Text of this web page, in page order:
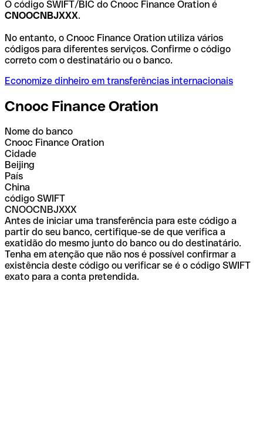
O código SWIFT/BIC do Cnooc Finance Oration é
CNOOCNBJXXX.
No entanto, o Cnooc Finance Oration utiliza vários
códigos para diferentes serviços. Confirme o código
correto com o destinatário ou o banco.
Economize dinheiro em transferências internacionais
Cnooc Finance Oration
Nome do banco
Cnooc Finance Oration
Cidade
Beijing
País
China
código SWIFT
CNOOCNBJXXX
Antes de iniciar uma transferência para este código a
partir do seu banco, certifique-se de que verifica a
exatidão do mesmo junto do banco ou do destinatário.
Tenha em atenção que não nos é possível confirmar a
existência deste código ou verificar se é o código SWIFT
exato para a conta pretendida.